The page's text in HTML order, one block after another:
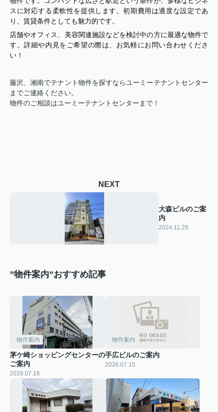
スに対応する柔軟性を提供します。初期費用は適度な設定であ
り、賃貸条件としても魅力的です。
店舗やオフィス、美容関連施設などを検討中の方に最適な物件で
す。詳細や内見をご希望の際は、お気軽にお問い合わせくださ
い！
藤沢、湘南でテナント物件を探すならユーミーテナントセンター
までご連絡ください。
物件のご相談はユーミーテナントセンターまで！
NEXT
大森ビルのご案
内
2024.11.29
”物件案内”おすすめ記事
物件案内
茅ケ崎ショッピングセンターの
ご案内
2026.07.16
物件案内
手広ビルのご案内
2026.07.15